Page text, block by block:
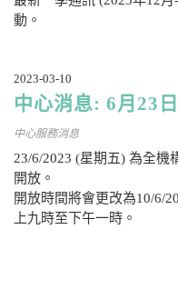
動。
2023-03-10
中心消息: 6月23
中心服務消息
23/6/2023 (星期五) 為全機
開放。
開放時間將會更改為10/6/
上九時至下午一時。